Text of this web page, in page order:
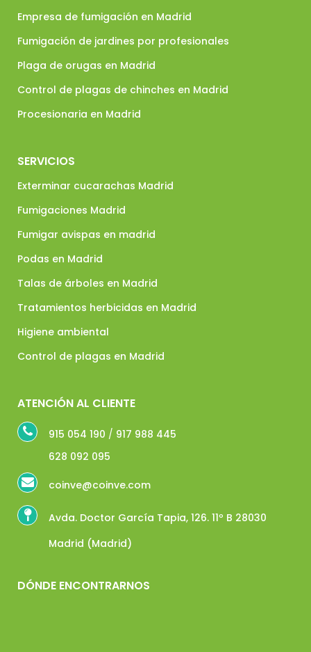
Empresa de fumigación en Madrid
Fumigación de jardines por profesionales
Plaga de orugas en Madrid
Control de plagas de chinches en Madrid
Procesionaria en Madrid
SERVICIOS
Exterminar cucarachas Madrid
Fumigaciones Madrid
Fumigar avispas en madrid
Podas en Madrid
Talas de árboles en Madrid
Tratamientos herbicidas en Madrid
Higiene ambiental
Control de plagas en Madrid
ATENCIÓN AL CLIENTE
915 054 190 / 917 988 445
628 092 095
coinve@coinve.com
Avda. Doctor García Tapia, 126. 11º B 28030
Madrid (Madrid)
DÓNDE ENCONTRARNOS